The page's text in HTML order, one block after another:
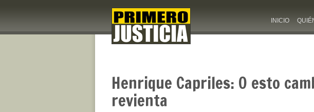
INICIO
Henrique Capriles: O esto
revienta